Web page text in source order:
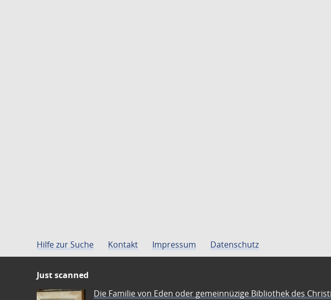
Hilfe zur Suche Kontakt Impressum Datenschutz
Just scanned
Die Familie von Eden oder gemeinnüzige Bibliothek des